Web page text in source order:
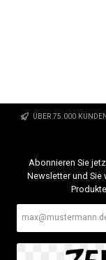
ÜBER 75.000 KUNDEN
Abonnieren Sie
Newsletter und Sie